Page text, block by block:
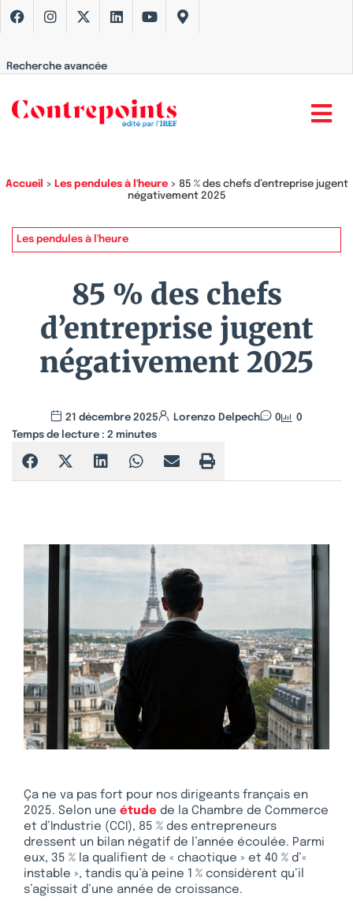
Recherche avancée
Accueil > Les pendules à l'heure> 85 % des chefs d’entreprise jugent
négativement 2025
Les pendules à l'heure
85 % des chefs
d’entreprise jugent
négativement 2025
21 décembre 2025 Lorenzo Delpech 0
0
Temps de lecture : 2 minutes
Ça ne va pas fort pour nos dirigeants français en
2025. Selon une étude de la Chambre de Commerce
et d’Industrie (CCI), 85 % des entrepreneurs
dressent un bilan négatif de l’année écoulée. Parmi
eux, 35 % la qualifient de « chaotique » et 40 % d’«
instable », tandis qu’à peine 1 % considèrent qu’il
s’agissait d’une année de croissance.